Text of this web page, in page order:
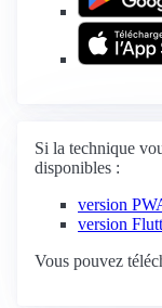
Si la technique
disponibles :
version
version
Vous pouvez